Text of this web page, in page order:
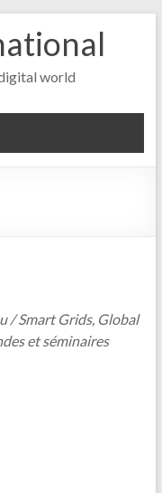
world
/ Smart Grids, Global
et séminaires